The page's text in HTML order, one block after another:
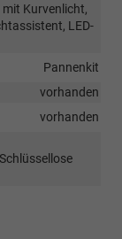
Kurvenlicht,
LED-
Pannenkit
vorhanden
vorhanden